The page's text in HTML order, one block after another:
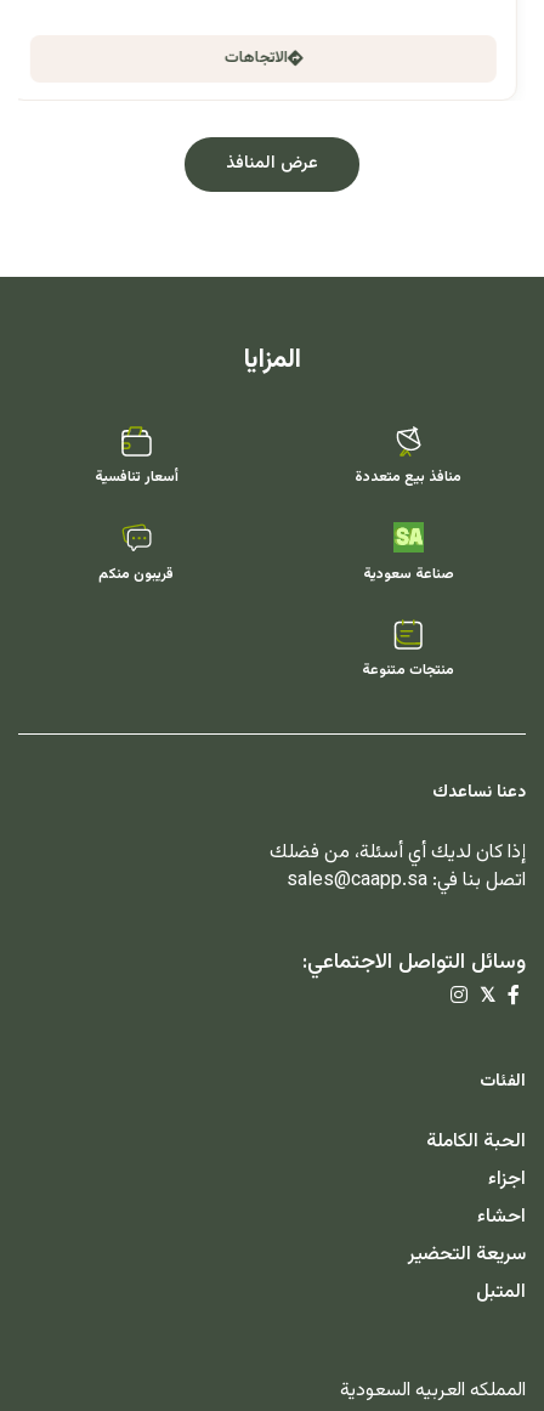
الاتجاهات
عرض المنافذ
المزايا
منافذ بيع متعددة أسعار تنافسية
صناعة سعودية قريبون منكم
منتجات متنوعة
دعنا نساعدك
إذا كان لديك أي أسئلة، من فضلك
اتصل بنا في: sales@caapp.sa
وسائل التواصل الاجتماعي:
𝕏
الفئات
الحبة الكاملة
اجزاء
احشاء
سريعة التحضير
المتبل
المملكه العربيه السعودية